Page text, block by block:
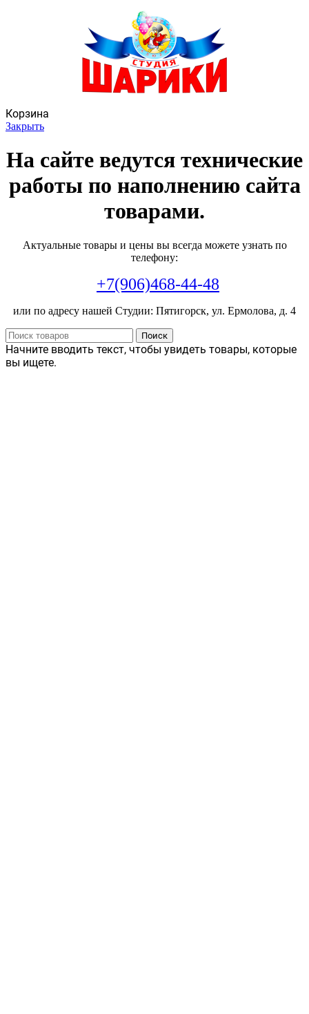
Корзина
Закрыть
На сайте ведутся технические
работы по наполнению сайта
товарами.
Актуальные товары и цены вы всегда можете узнать по
телефону:
+7(906)468-44-48
или по адресу нашей Студии: Пятигорск, ул. Ермолова, д. 4
Поиск
Начните вводить текст, чтобы увидеть товары, которые
вы ищете.